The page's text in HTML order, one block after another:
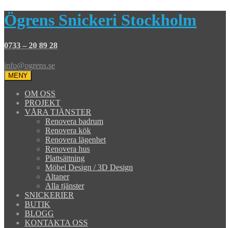
Ögrens Snickeri Stockholm
0733 – 20 89 28
info@ogrens.se
MENY
OM OSS
PROJEKT
VÅRA TJÄNSTER
Renovera badrum
Renovera kök
Renovera lägenhet
Renovera hus
Plattsättning
Möbel Design / 3D Design
Altaner
Alla tjänster
SNICKERIER
BUTIK
BLOGG
KONTAKTA OSS